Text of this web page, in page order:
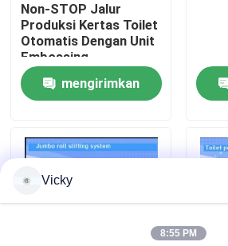
Hubungi Kami
Berita
Minta Kutipan
VR
Jalur Produksi Kertas Tissue
Non-STOP Jalur
Produksi Kertas Toilet
Otomatis Dengan Unit
Embossing
mengirimkan
Vicky
8:55 PM